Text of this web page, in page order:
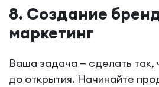
8. Создание
маркетинг
Ваша задача — сделать так,
до открытия. Начинайте